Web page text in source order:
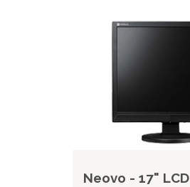
Neovo - 17" LCD